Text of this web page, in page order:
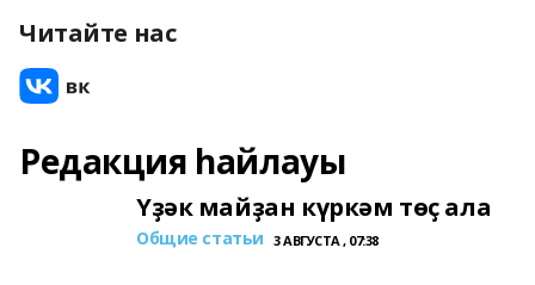
Читайте нас
Редакция һайлауы
Үҙәк майҙан күркәм төҫ ала
Общие статьи 3 АВГУСТА , 07:38